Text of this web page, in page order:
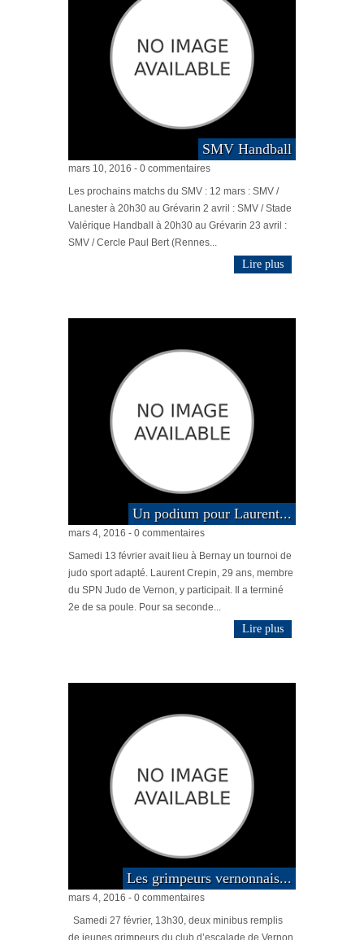
SMV Handball
mars 10, 2016 - 0 commentaires
Les prochains matchs du SMV : 12 mars : SMV /
Lanester à 20h30 au Grévarin 2 avril : SMV / Stade
Valérique Handball à 20h30 au Grévarin 23 avril :
SMV / Cercle Paul Bert (Rennes...
Lire plus
Un podium pour Laurent...
mars 4, 2016 - 0 commentaires
Samedi 13 février avait lieu à Bernay un tournoi de
judo sport adapté. Laurent Crepin, 29 ans, membre
du SPN Judo de Vernon, y participait. Il a terminé
2e de sa poule. Pour sa seconde...
Lire plus
Les grimpeurs vernonnais...
mars 4, 2016 - 0 commentaires
Samedi 27 février, 13h30, deux minibus remplis
de jeunes grimpeurs du club d’escalade de Vernon,